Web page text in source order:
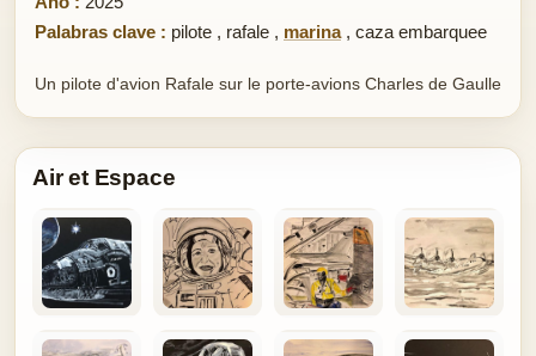
Palabras clave : pilote , rafale , marina, caza embarquee
Un pilote d'avion Rafale sur le porte-avions Charles de Gaulle
Air et Espace